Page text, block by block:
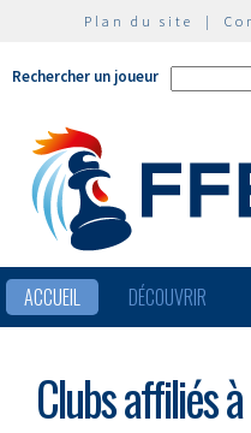
Plan du site |
Rechercher un joueur
ACCUEIL DÉCOUVRIR
Clubs affiliés